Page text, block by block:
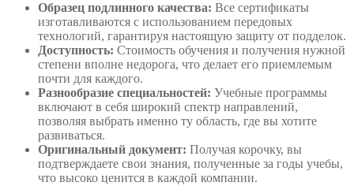
Образец подлинного качества: Все сертификаты
изготавливаются с использованием передовых
технологий, гарантируя настоящую защиту от подделок.
Доступность: Стоимость обучения и получения нужной
степени вполне недорога, что делает его приемлемым
почти для каждого.
Разнообразие специальностей: Учебные программы
включают в себя широкий спектр направлений,
позволяя выбрать именно ту область, где вы хотите
развиваться.
Оригинальный документ: Получая корочку, вы
подтверждаете свои знания, полученные за годы учебы,
что высоко ценится в каждой компании.